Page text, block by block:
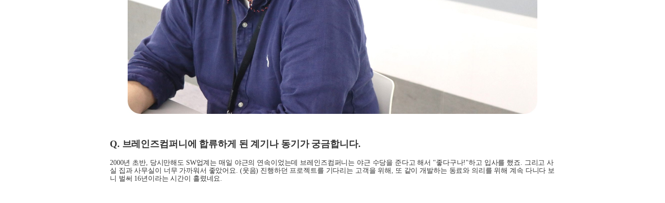
Q. 브레인즈컴퍼니에 합류하게 된 계기나 동기가 궁금합니다.
2000년 초반, 당시만해도 SW업계는 매일 야근의 연속이었는데 브레인즈컴퍼니는 야근 수당을 준다고 해서 "좋다구나!"하고 입사를 했죠
그리고 사
실 집과 사무실이 너무 가까워서 좋았어요
. (웃음) 진행하던 프로젝트를 기다리는 고객을 위해
또 같이 개발하는 동료와 의리를 위해 계속 다니다 보
니 벌써 16년이라는 시간이 흘렸네요